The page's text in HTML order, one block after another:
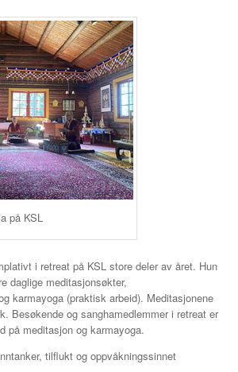
på KSL
i retreat på KSL store deler av året. Hun
daglige meditasjonsøkter,
karmayoga (praktisk arbeid). Meditasjonene
Besøkende og sanghamedlemmer i retreat er
på meditasjon og karmayoga.
tilflukt og oppvåkningssinnet